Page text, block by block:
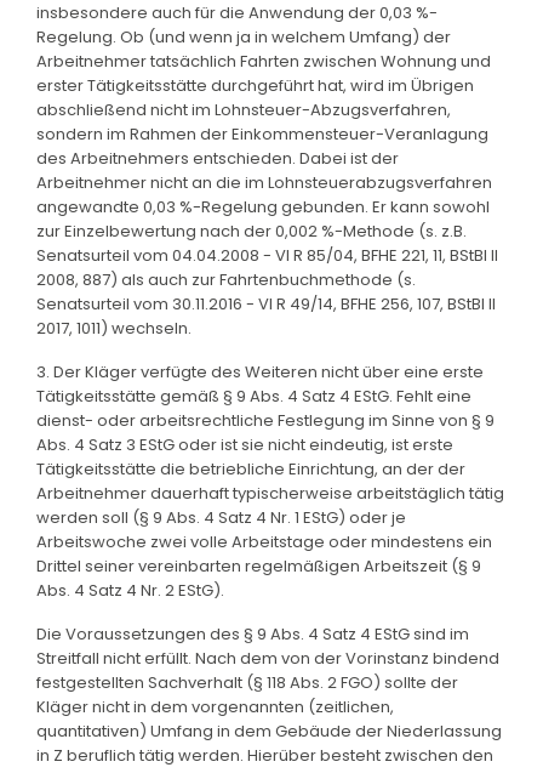
insbesondere auch für die Anwendung der 0,03 %-
Regelung. Ob (und wenn ja in welchem Umfang) der
Arbeitnehmer tatsächlich Fahrten zwischen Wohnung und
erster Tätigkeitsstätte durchgeführt hat, wird im Übrigen
abschließend nicht im Lohnsteuer-Abzugsverfahren,
sondern im Rahmen der Einkommensteuer-Veranlagung
des Arbeitnehmers entschieden. Dabei ist der
Arbeitnehmer nicht an die im Lohnsteuerabzugsverfahren
angewandte 0,03 %-Regelung gebunden. Er kann sowohl
zur Einzelbewertung nach der 0,002 %-Methode (s. z.B.
Senatsurteil vom 04.04.2008 - VI R 85/04, BFHE 221, 11, BStBl II
2008, 887) als auch zur Fahrtenbuchmethode (s.
Senatsurteil vom 30.11.2016 - VI R 49/14, BFHE 256, 107, BStBl II
2017, 1011) wechseln.
3. Der Kläger verfügte des Weiteren nicht über eine erste
Tätigkeitsstätte gemäß § 9 Abs. 4 Satz 4 EStG. Fehlt eine
dienst- oder arbeitsrechtliche Festlegung im Sinne von § 9
Abs. 4 Satz 3 EStG oder ist sie nicht eindeutig, ist erste
Tätigkeitsstätte die betriebliche Einrichtung, an der der
Arbeitnehmer dauerhaft typischerweise arbeitstäglich tätig
werden soll (§ 9 Abs. 4 Satz 4 Nr. 1 EStG) oder je
Arbeitswoche zwei volle Arbeitstage oder mindestens ein
Drittel seiner vereinbarten regelmäßigen Arbeitszeit (§ 9
Abs. 4 Satz 4 Nr. 2 EStG).
Die Voraussetzungen des § 9 Abs. 4 Satz 4 EStG sind im
Streitfall nicht erfüllt. Nach dem von der Vorinstanz bindend
festgestellten Sachverhalt (§ 118 Abs. 2 FGO) sollte der
Kläger nicht in dem vorgenannten (zeitlichen,
quantitativen) Umfang in dem Gebäude der Niederlassung
in Z beruflich tätig werden. Hierüber besteht zwischen den